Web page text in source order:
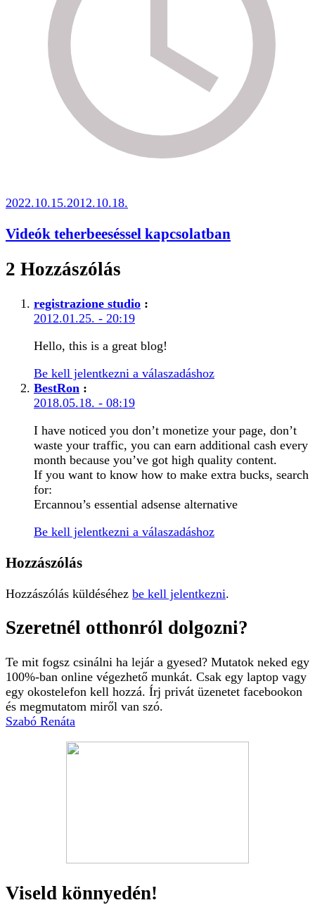
2022.10.15.2012.10.18.
Videók teherbeeséssel kapcsolatban
2 Hozzászólás
registrazione studio :
2012.01.25. - 20:19
Hello, this is a great blog!
Be kell jelentkezni a válaszadáshoz
BestRon :
2018.05.18. - 08:19
I have noticed you don’t monetize your page, don’t
waste your traffic, you can earn additional cash every
month because you’ve got high quality content.
If you want to know how to make extra bucks, search
for:
Ercannou’s essential adsense alternative
Be kell jelentkezni a válaszadáshoz
Hozzászólás
Hozzászólás küldéséhez be kell jelentkezni.
Szeretnél otthonról dolgozni?
Te mit fogsz csinálni ha lejár a gyesed? Mutatok neked egy
100%-ban online végezhető munkát. Csak egy laptop vagy
egy okostelefon kell hozzá. Írj privát üzenetet facebookon
és megmutatom miről van szó.
Szabó Renáta
Viseld könnyedén!